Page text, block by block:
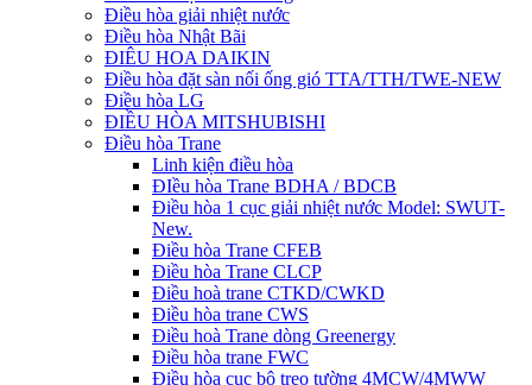
Điều hòa giải nhiệt nước
Điều hòa Nhật Bãi
ĐIÊU HOA DAIKIN
Điều hòa đặt sàn nối ống gió TTA/TTH/TWE-NEW
Điều hòa LG
ĐIỀU HÒA MITSHUBISHI
Điều hòa Trane
Linh kiện điều hòa
ĐIều hòa Trane BDHA / BDCB
Điều hòa 1 cục giải nhiệt nước Model: SWUT-
New.
Điều hòa Trane CFEB
Điều hòa Trane CLCP
Điều hoà trane CTKD/CWKD
Điều hòa trane CWS
Điều hoà Trane dòng Greenergy
Điều hòa trane FWC
Điều hòa cục bộ treo tường 4MCW/4MWW